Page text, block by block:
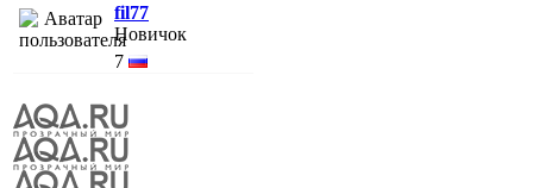
fil77
Новичок
7